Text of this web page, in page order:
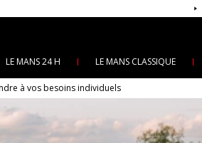
LE MANS 24 H LE MANS CLASSIQUE
à vos besoins individuels